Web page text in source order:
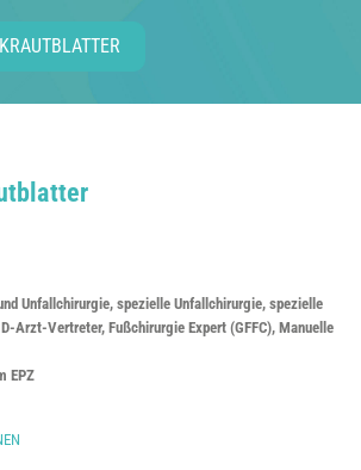
Unfallchirurgie, spezielle Unfallchirurgie, spezielle
Arzt-Vertreter, Fußchirurgie Expert (GFFC), Manuelle
EPZ